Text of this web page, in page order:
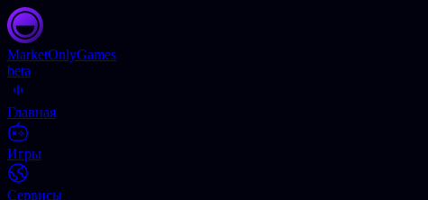
MarketOnlyGames
beta
Главная
Игры
Сервисы